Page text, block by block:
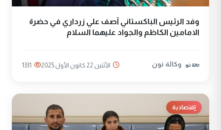
وفد الرئيس الباكستاني آصف علي زرداري في حضرة
الامامين الكاظم والجواد عليهما السلام
وكالة نون الأثنين 22 كانون الأول 2025 1331
إقتصادية